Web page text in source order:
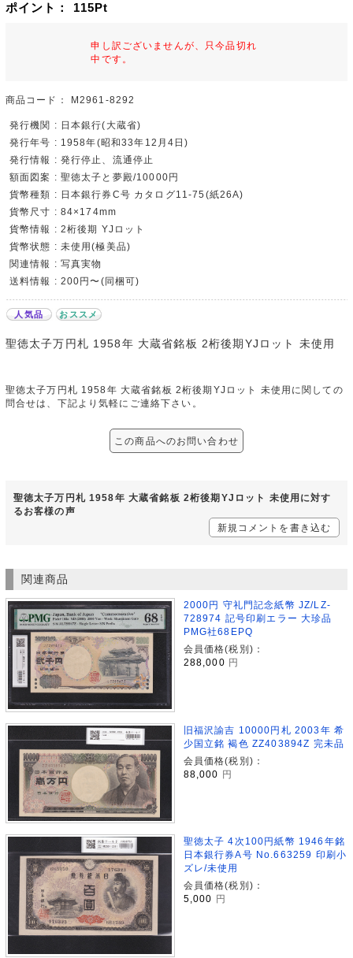
ポイント： 115Pt
申し訳ございませんが、只今品切れ
中です。
商品コード： M2961-8292
発行機関 : 日本銀行(大蔵省)
発行年号 : 1958年(昭和33年12月4日)
発行情報 : 発行停止、流通停止
額面図案 : 聖徳太子と夢殿/10000円
貨幣種類 : 日本銀行券C号 カタログ11-75(紙26A)
貨幣尺寸 : 84×174mm
貨幣情報 : 2桁後期 YJロット
貨幣状態 : 未使用(極美品)
関連情報 : 写真実物
送料情報 : 200円〜(同梱可)
人気品 おススメ
聖徳太子万円札 1958年 大蔵省銘板 2桁後期YJロット 未使用
聖徳太子万円札 1958年 大蔵省銘板 2桁後期YJロット 未使用に関しての
問合せは、下記より気軽にご連絡下さい。
この商品へのお問い合わせ
聖徳太子万円札 1958年 大蔵省銘板 2桁後期YJロット 未使用に対す
るお客様の声
新規コメントを書き込む
関連商品
2000円 守礼門記念紙幣 JZ/LZ-
728974 記号印刷エラー 大珍品
PMG社68EPQ
会員価格(税別)：
288,000 円
旧福沢諭吉 10000円札 2003年 希
少国立銘 褐色 ZZ403894Z 完未品
会員価格(税別)：
88,000 円
聖徳太子 4次100円紙幣 1946年銘
日本銀行券A号 No.663259 印刷小
ズレ/未使用
会員価格(税別)：
5,000
円